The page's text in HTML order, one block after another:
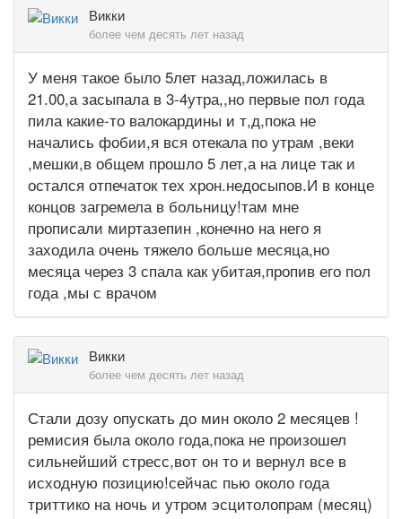
Викки
более чем десять лет назад
У меня такое было 5лет назад,ложилась в
21.00,а засыпала в 3-4утра,,но первые пол года
пила какие-то валокардины и т,д,пока не
начались фобии,я вся отекала по утрам ,веки
,мешки,в общем прошло 5 лет,а на лице так и
остался отпечаток тех хрон.недосыпов.И в конце
концов загремела в больницу!там мне
прописали миртазепин ,конечно на него я
заходила очень тяжело больше месяца,но
месяца через 3 спала как убитая,пропив его пол
года ,мы с врачом
Викки
более чем десять лет назад
Стали дозу опускать до мин около 2 месяцев !
ремисия была около года,пока не произошел
сильнейший стресс,вот он то и вернул все в
исходную позицию!сейчас пью около года
триттико на ночь и утром эсцитолопрам (месяц)